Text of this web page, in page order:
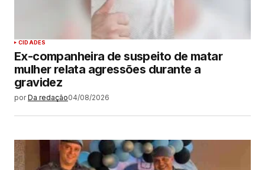
CIDADES
Ex-companheira de suspeito de matar
mulher relata agressões durante a
gravidez
por Da redação04/08/2026